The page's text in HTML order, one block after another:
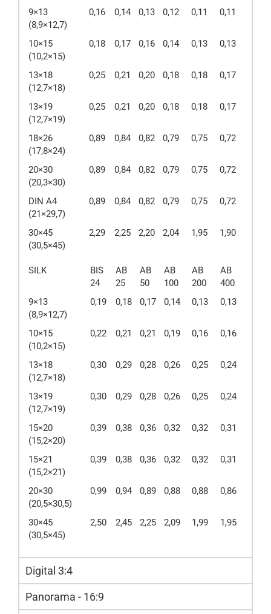
9×13
(8,9×12,7)
0,16 0,14 0,13 0,12 0,11 0,11
10×15
(10,2×15)
0,18 0,17 0,16 0,14 0,13 0,13
13×18
(12,7×18)
0,25 0,21 0,20 0,18 0,18 0,17
13×19
(12,7×19)
0,25 0,21 0,20 0,18 0,18 0,17
18×26
(17,8×24)
0,89 0,84 0,82 0,79 0,75 0,72
20×30
(20,3×30)
0,89 0,84 0,82 0,79 0,75 0,72
DIN A4
(21×29,7)
0,89 0,84 0,82 0,79 0,75 0,72
30×45
(30,5×45)
2,29 2,25 2,20 2,04 1,95 1,90
SILK
BIS
24
AB
25
AB
50
AB
100
AB
200
AB
400
9×13
(8,9×12,7)
0,19 0,18 0,17 0,14 0,13 0,13
10×15
(10,2×15)
0,22 0,21 0,21 0,19 0,16 0,16
13×18
(12,7×18)
0,30 0,29 0,28 0,26 0,25 0,24
13×19
(12,7×19)
0,30 0,29 0,28 0,26 0,25 0,24
15×20
(15,2×20)
0,39 0,38 0,36 0,32 0,32 0,31
15×21
(15,2×21)
0,39 0,38 0,36 0,32 0,32 0,31
20×30
(20,5×30,5)
0,99 0,94 0,89 0,88 0,88 0,86
30×45
(30,5×45)
2,50 2,45 2,25 2,09 1,99 1,95
Digital 3:4
Panorama - 16:9